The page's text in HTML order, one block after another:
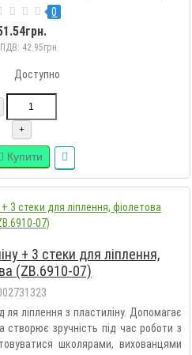
гуртків образотворчого та
• колір дощечки – кор..
0
42.95грн.
Доступно
+
Купити
+ 3 стеки для ліплення,
(ZB.6910-07)
ліплення з пластиліну. Допомагає
створює зручність під час роботи з
школярами, вихованцями